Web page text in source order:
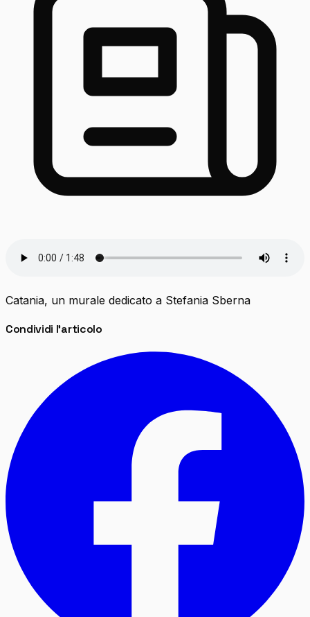
Catania, un murale dedicato a Stefania Sberna
Condividi l'articolo